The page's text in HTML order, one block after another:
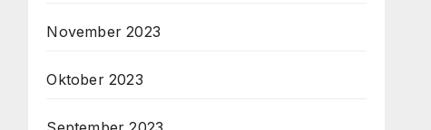
November 2023
Oktober 2023